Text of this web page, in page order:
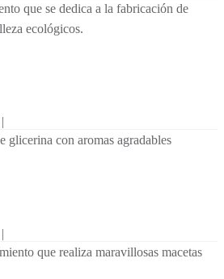
que se dedica a la fabricación de
ecológicos.
|
glicerina con aromas agradables
|
que realiza maravillosas macetas